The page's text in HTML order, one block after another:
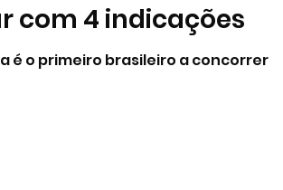
com 4 indicações
é o primeiro brasileiro a concorrer